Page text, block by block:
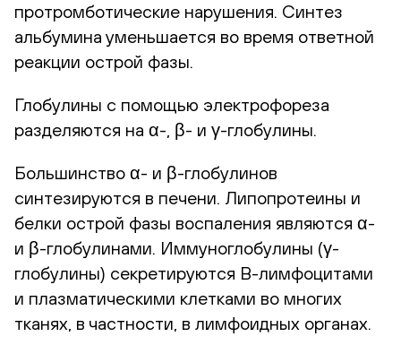
протромботические нарушения. Синтез
альбумина уменьшается во время ответной
реакции острой фазы.
Глобулины с помощью электрофореза
разделяются на α-, β- и γ-глобулины.
Большинство α- и β-глобулинов
синтезируются в печени. Липопротеины и
белки острой фазы воспаления являются α-
и β-глобулинами. Иммуноглобулины (γ-
глобулины) секретируются В-лимфоцитами
и плазматическими клетками во многих
тканях, в частности, в лимфоидных органах.